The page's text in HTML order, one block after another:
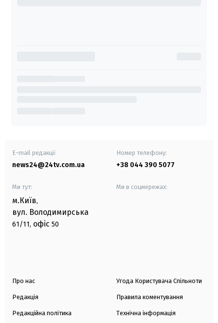
E-mail редакції
news24@24tv.com.ua
Номер телефону:
+38 044 390 5077
Ми тут:
м.Київ,
вул. Володимирська
61/11, офіс 50
Ми в соцмережах:
Про нас
Редакція
Редакційна політика
Угода Користувача Спільноти
Правила коментування
Технічна інформація